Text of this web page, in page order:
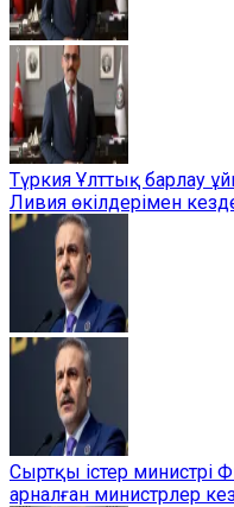
Түркия Ұлттық барлау
Ливия өкілдерімен
Сыртқы істер министрі
арналған министрлер